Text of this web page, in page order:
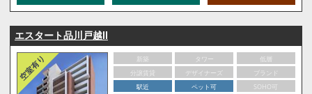
エスタート品川戸越Ⅱ
新築 タワー
低層
分譲賃貸
デザイナーズ
ブランド
駅近
ペット可
SOHO可